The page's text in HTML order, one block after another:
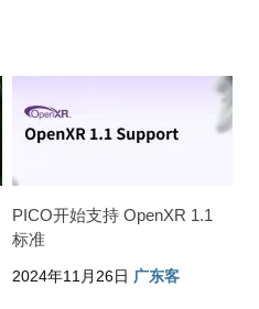
PICO开始支持 OpenXR 1.1
标准
2024年11月26日 广东客